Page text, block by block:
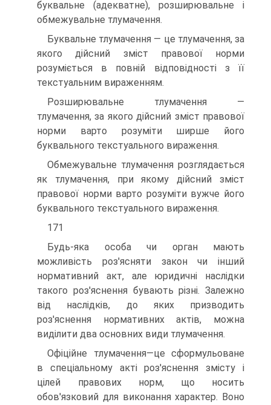
буквальне (адекватне), розширювальне і
обмежувальне тлумачення.
Буквальне тлумачення — це тлумачення, за
якого дійсний зміст правової норми
розуміється в повній відповідності з її
текстуальним вираженням.
Розширювальне тлумачення —
тлумачення, за якого дійсний зміст правової
норми варто розуміти ширше його
буквального текстуального вираження.
Обмежувальне тлумачення розглядається
як тлумачення, при якому дійсний зміст
правової норми варто розуміти вужче його
буквального текстуального вираження.
171
Будь-яка особа чи орган мають
можливість роз'ясняти закон чи інший
нормативний акт, але юридичні наслідки
такого роз'яснення бувають різні. Залежно
від наслідків, до яких призводить
роз'яснення нормативних актів, можна
виділити два основних види тлумачення.
Офіційне тлумачення—це сформульоване
в спеціальному акті роз'яснення змісту і
цілей правових норм, що носить
обов'язковий для виконання характер. Воно